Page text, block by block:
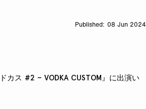
08 Jun 2024
カス #2 – VODKA CUSTOM』に出演い